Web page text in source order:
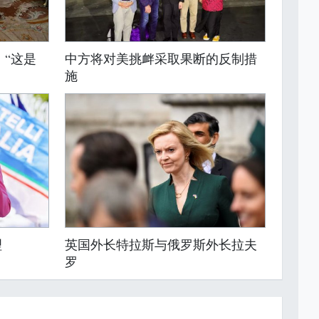
“这是
中方将对美挑衅采取果断的反制措
施
英国外长特拉斯与俄罗斯外长拉夫
罗